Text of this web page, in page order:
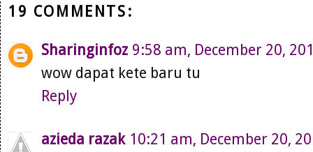
19 COMMENTS:
Sharinginfoz 9:58 am, December 20,
wow dapat kete baru tu
Reply
azieda razak 10:21 am, December 20,